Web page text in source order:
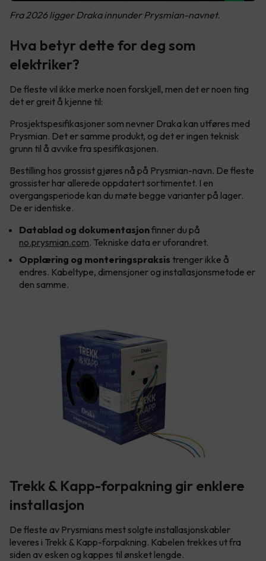
Fra 2026 ligger Draka innunder Prysmian-navnet.
Hva betyr dette for deg som
elektriker?
De fleste vil ikke merke noen forskjell, men det er noen ting
det er greit å kjenne til:
Prosjektspesifikasjoner som nevner Draka kan utføres med
Prysmian. Det er samme produkt, og det er ingen teknisk
grunn til å avvike fra spesifikasjonen.
Bestilling hos grossist gjøres nå på Prysmian-navn. De fleste
grossister har allerede oppdatert sortimentet. I en
overgangsperiode kan du møte begge varianter på lager.
De er identiske.
Datablad og dokumentasjonfinner du på
no.prysmian.com. Tekniske data er uforandret.
Opplæring og monteringspraksis trenger ikke å
endres. Kabeltype, dimensjoner og installasjonsmetode er
den samme.
Trekk & Kapp-forpakning gir enklere
installasjon
De fleste av Prysmians mest solgte installasjonskabler
leveres i Trekk & Kapp-forpakning. Kabelen trekkes ut fra
siden av esken og kappes til ønsket lengde.